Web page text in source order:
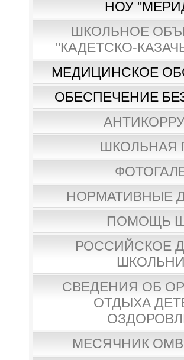
НОУ
ШКОЛЬНОЕ
"КАДЕТСКО-
МЕДИЦИНСКОЕ
ОБЕСПЕЧЕНИЕ
ШКОЛЬНАЯ
НОРМАТИВНЫЕ
ПОМОЩЬ
РОССИЙСКОЕ
СВЕДЕНИЯ ОБ
ОТДЫХА
МЕСЯЧНИК